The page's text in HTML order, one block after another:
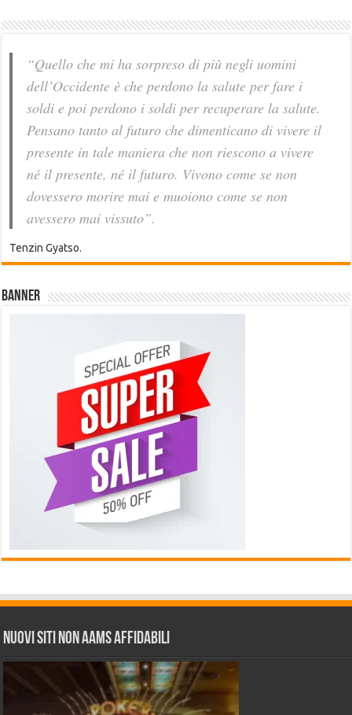
“Quello che mi ha sorpreso di più negli uomini
dell’Occidente è che perdono la salute per fare i
soldi e poi perdono i soldi per recuperare la salute.
Pensano tanto al futuro che dimenticano di vivere il
presente in tale maniera che non riescono a vivere
né il presente, né il futuro. Vivono come se non
dovessero morire mai e muoiono come se non
avessero mai vissuto”.
Tenzin Gyatso.
Banner
Nuovi siti non AAMS affidabili